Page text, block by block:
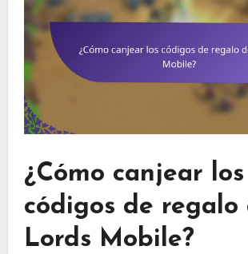
¿Cómo canjear los
códigos de regalo
Lords Mobile?